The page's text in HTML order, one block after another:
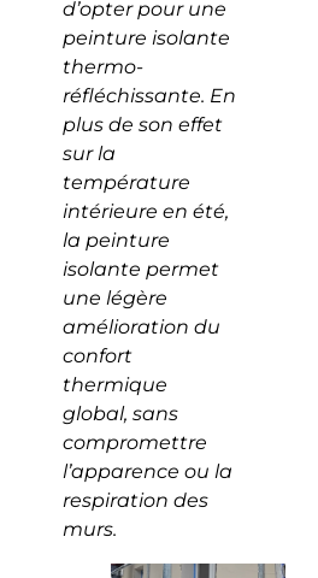
d’opter pour une
peinture isolante
thermo-
réfléchissante. En
plus de son effet
sur la
température
intérieure en été,
la peinture
isolante permet
une légère
amélioration du
confort
thermique
global, sans
compromettre
l’apparence ou la
respiration des
murs.